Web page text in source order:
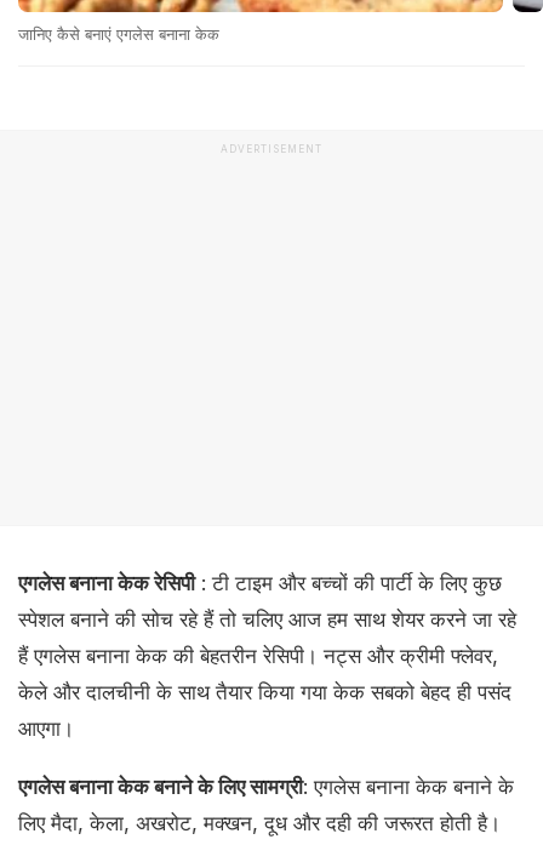
जानिए कैसे बनाएं एगलेस बनाना केक
ADVERTISEMENT
एगलेस बनाना केक रेसिपी: टी टाइम और बच्चों की पार्टी के लिए कुछ
स्पेशल बनाने की सोच रहे हैं तो चलिए आज हम साथ शेयर करने जा रहे
हैं एगलेस बनाना केक की बेहतरीन रेसिपी। नट्स और ​क्रीमी फ्लेवर,
केले और दालचीनी के साथ तैयार किया गया केक सबको बेहद ही पसंद
आएगा।
एगलेस बनाना केक बनाने के लिए सामग्री: एगलेस बनाना केक बनाने के
लिए मैदा, केला, अखरोट, मक्खन, दूध और दही की जरूरत होती है।